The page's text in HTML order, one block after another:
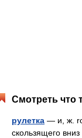
Смотреть что
рулетка — и, ж.
скользящего